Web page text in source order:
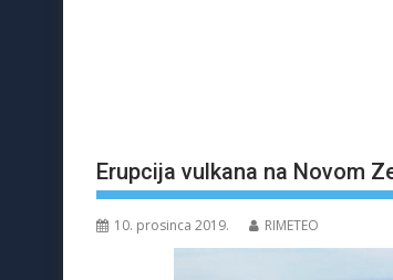
Erupcija vulkana na Novom
10. prosinca 2019. RIMETEO